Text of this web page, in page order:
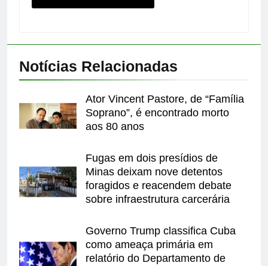
Notícias Relacionadas
Ator Vincent Pastore, de “Família
Soprano”, é encontrado morto
aos 80 anos
Fugas em dois presídios de
Minas deixam nove detentos
foragidos e reacendem debate
sobre infraestrutura carcerária
Governo Trump classifica Cuba
como ameaça primária em
relatório do Departamento de